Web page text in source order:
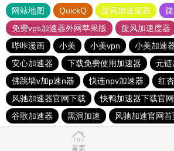
网站地图 QuickQ 旋风加速度器
免费vps加速器外网苹果版
旋风加速度器
哔咔漫画
小美 小美vpn 小美加速
安心加速器
下载免费使用加速器 元
佛跳墙v加p速n器
快连npv加速器 红
风驰加速器官网下载
快鸭加速器下载官
谷歌加速器
黑洞加速 风驰加速官网首
首页